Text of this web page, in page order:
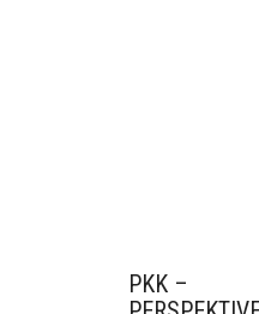
PKK –